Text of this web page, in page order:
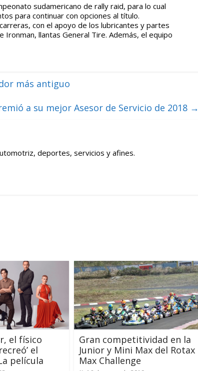
sudamericano de rally raid, para lo cual
para continuar con opciones al título.
con el apoyo de los lubricantes y partes
Ironman, llantas General Tire. Además, el equipo
más antiguo
a su mejor Asesor de Servicio de 2018 →
deportes, servicios y afines.
el físico
el
película
Gran competitividad en la
Junior y Mini Max del Rotax
Max Challenge